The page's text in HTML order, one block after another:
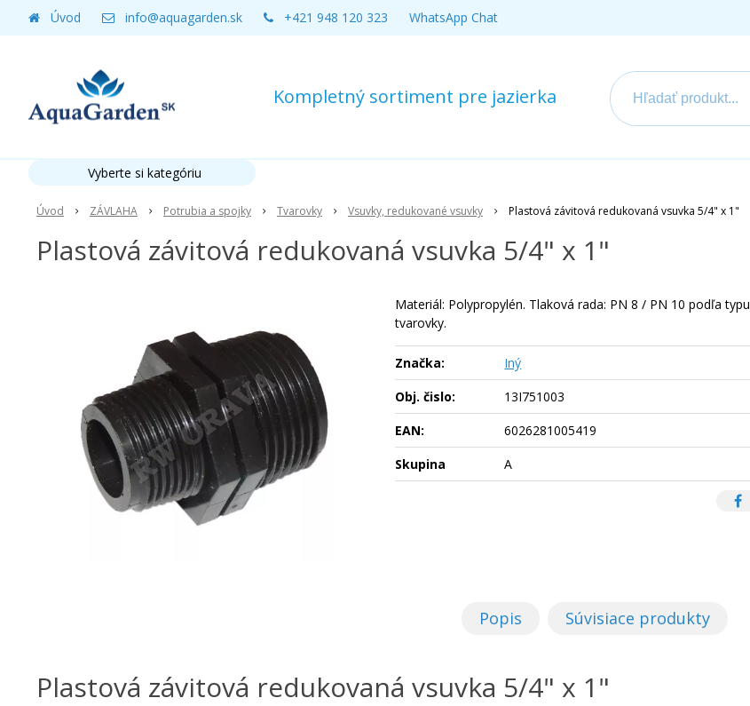
Kompletný sortiment pre jazierka
Úvod info@aquagarden.sk +421 948 120 323 WhatsApp Chat
Úvod ZÁVLAHA Potrubia a spojky Tvarovky Vsuvky, redukované vsuvky Plastová závitová redukovaná vsuvka 5/4" x 1"
Plastová závitová redukovaná vsuvka 5/4" x 1"
Materiál: Polypropylén. Tlaková rada: PN 8 / PN 10 podľa typu
tvarovky.
Značka:
Iný
Obj. čislo:
13I751003
EAN:
6026281005419
Skupina
A
Popis Súvisiace produkty
Plastová závitová redukovaná vsuvka 5/4" x 1"
Vyberte si kategóriu